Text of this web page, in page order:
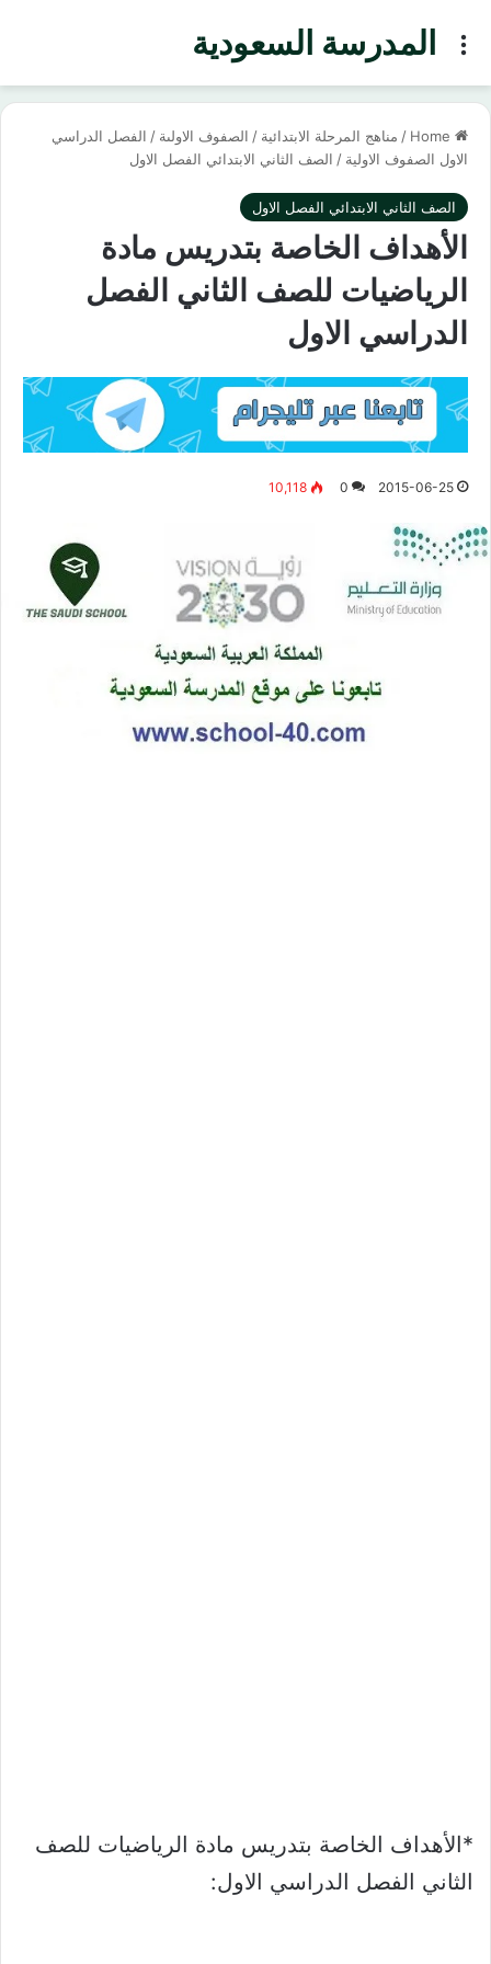
المدرسة السعوديةMenu
/ مناهج المرحلة الابتدائية / الصفوف الاولىة / الفصل الدراسي
الاول الصفوف الاولية / الصف الثاني الابتدائي الفصل الاول
الصف الثاني الابتدائي الفصل الاول
الأهداف الخاصة بتدريس مادة
الرياضيات للصف الثاني الفصل
الدراسي الاول
2015-06-25
0
10,118
*الأهداف الخاصة بتدريس مادة الرياضيات للصف
الثاني الفصل الدراسي الاول: